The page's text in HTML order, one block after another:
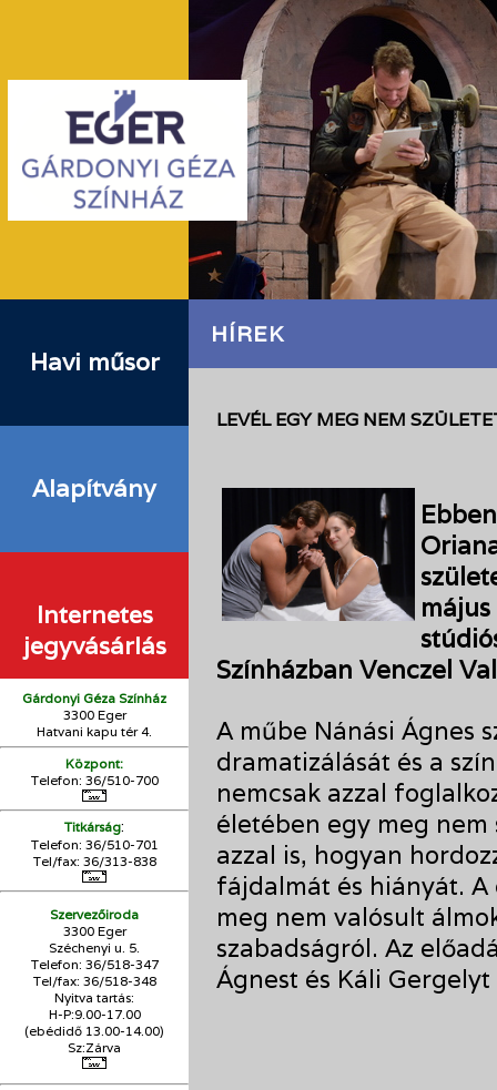
Havi műsor
Alapítvány
Internetes
jegyvásárlás
Gárdonyi Géza Színház
3300 Eger
Hatvani kapu tér 4.
Központ:
Telefon: 36/510-700
Titkárság:
Telefon: 36/510-701
Tel/fax: 36/313-838
Szervezőiroda
3300 Eger
Széchenyi u. 5.
Telefon: 36/518-347
Tel/fax: 36/518-348
Nyitva tartás:
H-P:9.00-17.00
(ebédidő 13.00-14.00)
Sz:Zárva
HÍREK
LEVÉL EGY MEG NEM
Színházban Venczel
A műbe Nánási Ágnes
dramatizálását és a
nemcsak azzal
életében egy meg
azzal is, hogyan
fájdalmát és hiányát.
meg nem valósult
szabadságról. Az
Ágnest és Káli